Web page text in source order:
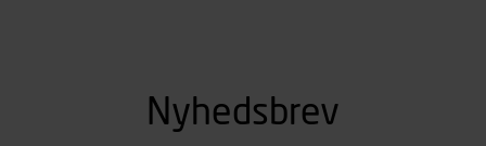
Nyhedsbrev